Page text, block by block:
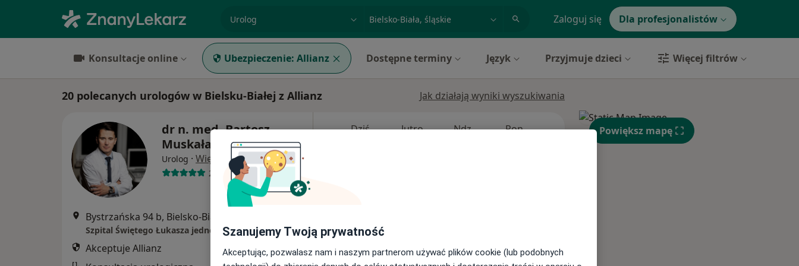
miasto lub dzielnica Zaloguj się Dla profesjonalistów
Konsultacje online Ubezpieczenie: Allianz Dostępne terminy Język Przyjmuje dzieci Więcej filtrów
20 polecanych urologów w Bielsku-Białej z Allianz Jak działają wyniki wyszukiwania
dr n. med. Bartosz
Muskała
Urolog · Więcej
246 opinii
Bystrzańska 94 b, Bielsko-Biała
Szpital Świętego Łukasza jednostka II
Akceptuje Allianz
Dziś Jutro Ndz, Pon, Wt, Śr, Czw,
Powiększ mapę
Szanujemy Twoją prywatność
Akceptując, pozwalasz nam i naszym partnerom używać plików cookie (lub podobnych